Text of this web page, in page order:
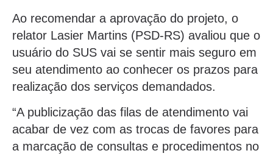
Ao recomendar a aprovação do projeto, o
relator Lasier Martins (PSD-RS) avaliou que o
usuário do SUS vai se sentir mais seguro em
seu atendimento ao conhecer os prazos para
realização dos serviços demandados.
“A publicização das filas de atendimento vai
acabar de vez com as trocas de favores para
a marcação de consultas e procedimentos no